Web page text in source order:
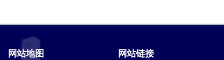
网站地图 网站链接